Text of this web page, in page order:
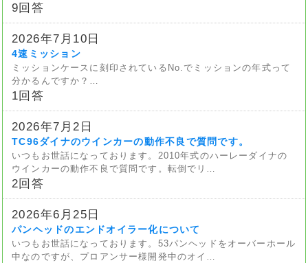
9回答
2026年7月10日
4速ミッション
ミッションケースに刻印されているNo.でミッションの年式って
分かるんですか？…
1回答
2026年7月2日
TC96ダイナのウインカーの動作不良で質問です。
いつもお世話になっております。2010年式のハーレーダイナの
ウインカーの動作不良で質問です。転倒でリ…
2回答
2026年6月25日
パンヘッドのエンドオイラー化について
いつもお世話になっております。53パンヘッドをオーバーホール
中なのですが、プロアンサー様開発中のオイ…